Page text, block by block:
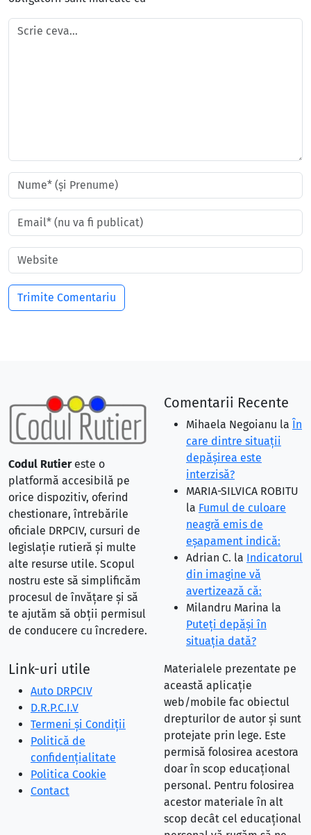
Codul Rutiereste o
platformă accesibilă pe
orice dispozitiv, oferind
chestionare, întrebările
oficiale DRPCIV, cursuri de
legislație rutieră și multe
alte resurse utile. Scopul
nostru este să simplificăm
procesul de învățare și să
te ajutăm să obții permisul
de conducere cu încredere.
Comentarii Recente
Mihaela Negoianu la În
care dintre situaţii
depăşirea este
interzisă?
MARIA-SILVICA ROBITU
la Fumul de culoare
neagră emis de
eşapament indică:
Adrian C. la Indicatorul
din imagine vă
avertizează că:
Milandru Marina la
Puteţi depăşi în
situaţia dată?
Link-uri utile
Auto DRPCIV
D.R.P.C.I.V
Termeni și Condiții
Politică de
confidențialitate
Politica Cookie
Contact
Materialele prezentate pe
această aplicație
web/mobile fac obiectul
drepturilor de autor și sunt
protejate prin lege. Este
permisă folosirea acestora
doar în scop educațional
personal. Pentru folosirea
acestor materiale în alt
scop decât cel educațional